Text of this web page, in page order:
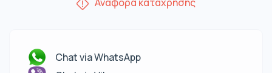
Chat via WhatsApp